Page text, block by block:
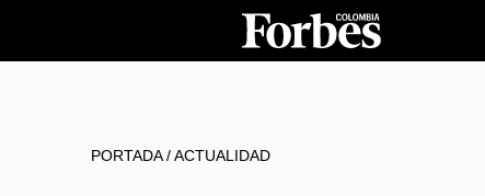
PORTADA/ACTUALIDAD